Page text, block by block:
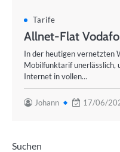
Tarife
Allnet-Flat
In der heutigen vernetzten
Mobilfunktarif unerlässlich,
Internet in vollen…
Johann 17/06/
Suchen